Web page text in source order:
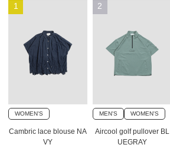
1
WOMEN'S
Cambric lace blouse NA
VY
2
MEN'S WOMEN'S
Aircool golf pullover BL
UEGRAY